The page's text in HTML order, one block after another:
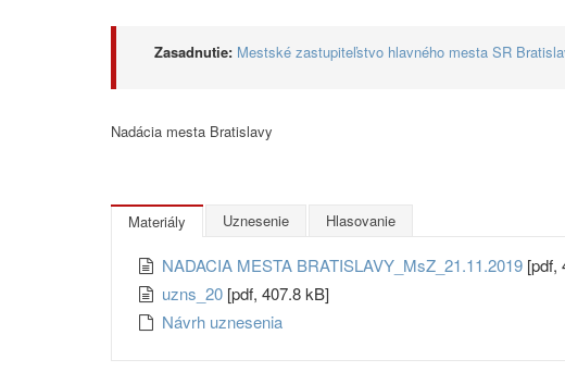
Zasadnutie: Mestské zastupiteľstvo hlavného mesta SR
Nadácia mesta Bratislavy
Materiály Uznesenie Hlasovanie
NADACIA MESTA BRATISLAVY_MsZ_21.11.2019 [pdf,
uzns_20 [pdf, 407.8 kB]
Návrh uznesenia